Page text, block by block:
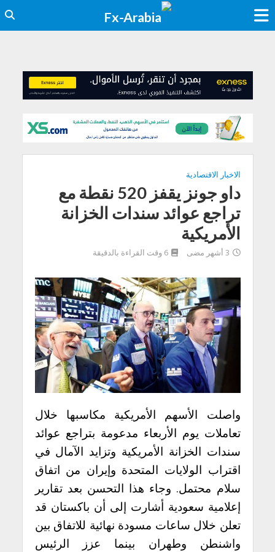
الاخبار الاقتصادية
داو جونز يقفز 520 نقطة مع
تراجع عوائد سندات الخزانة
الأمريكية
3 أشهر مضى 6 وقت القراءة بالدقيقة
واصلت الأسهم الأمريكية مكاسبها خلال
تعاملات يوم الأربعاء مدعومة بتراجع عوائد
سندات الخزانة الأمريكية وتزايد الآمال في
اقتراب الولايات المتحدة وإيران من اتفاق
سلام محتمل. وجاء هذا التحسن بعد تقارير
إعلامية سعودية أشارت إلى أن باكستان قد
تعلن خلال ساعات مسودة نهائية للاتفاق بين
واشنطن وطهران بينما عزز الرئيس